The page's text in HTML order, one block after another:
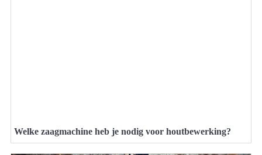
Welke zaagmachine heb je nodig voor houtbewerking?